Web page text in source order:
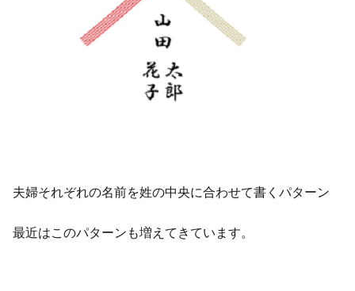
夫婦それぞれの名前を姓の中央に合わせて書くパターン
最近はこのパターンも増えてきています。